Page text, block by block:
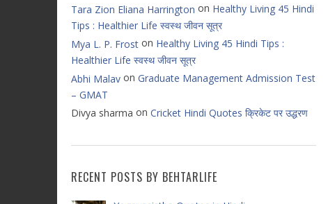
Tara Zion Eliana Harrington on Healthy Living 45 Hindi
Tips : Healthier Life स्वस्थ जीवन सूत्र
Mya L. P. Frost on Healthy Living 45 Hindi Tips :
Healthier Life स्वस्थ जीवन सूत्र
Abhi Malav on Graduate Management Admission Test
– GMAT
Divya sharma on Cricket Hindi Quotes क्रिकेट पर उद्धरण
RECENT POSTS BY BEHTARLIFE